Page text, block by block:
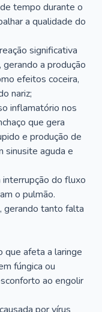
tempo durante o
a qualidade do
significativa
a produção
efeitos coceira,
nariz;
inflamatório nos
que gera
e produção de
sinusite aguda e
interrupção do fluxo
o pulmão.
gerando tanto falta
que afeta a laringe
fúngica ou
ao engolir